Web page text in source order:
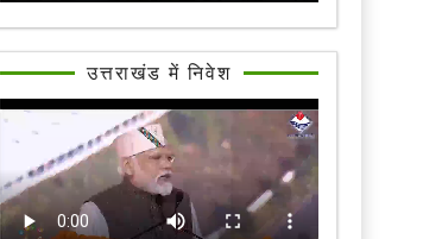
उत्तराखंड में निवेश